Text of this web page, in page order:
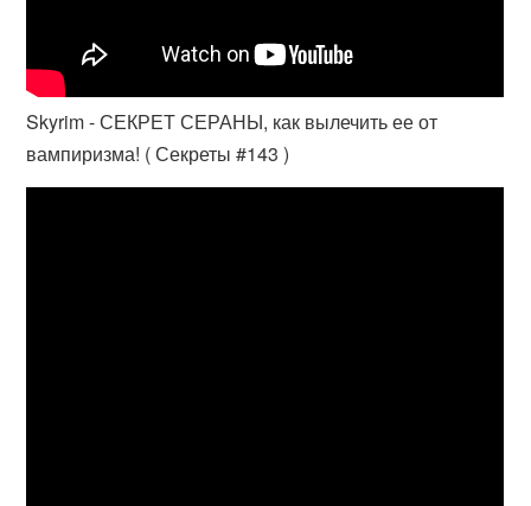
Skyrim - СЕКРЕТ СЕРАНЫ, как вылечить ее от
вампиризма! ( Секреты #143 )